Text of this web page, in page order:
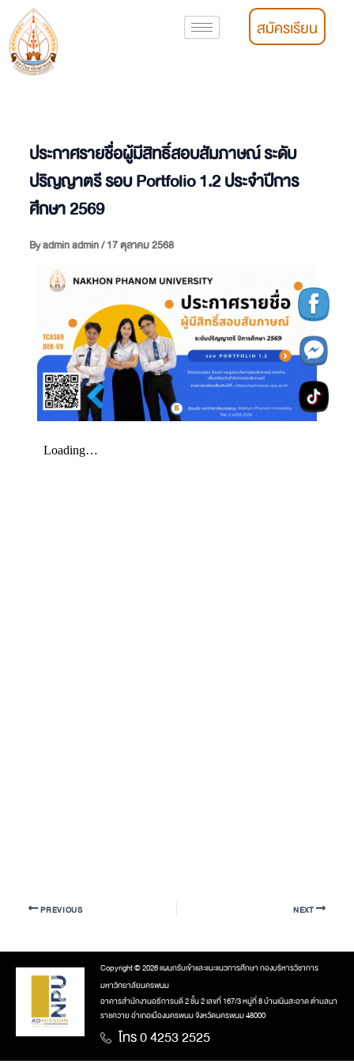
Skip
to
content
สมัครเรียน
ประกาศรายชื่อผู้มีสิทธิ์สอบสัมภาษณ์ ระดับ
ปริญญาตรี รอบ Portfolio 1.2 ประจำปีการ
ศึกษา 2569
Byadmin admin/17 ตุลาคม 2568
PREVIOUS NEXT
Copyright © 2026 แผนกรับเข้าและแนะแนวการศึกษา กองบริหารวิชาการ
มหาวิทยาลัยนครพนม
อาคารสำนักงานอธิการบดี 2 ชั้น 2 เลขที่ 167/3 หมู่ที่ 8 บ้านเนินสะอาด ตำบลนา
ราชควาย อำเภอเมืองนครพนม จังหวัดนครพนม 48000
โทร 0 4253 2525